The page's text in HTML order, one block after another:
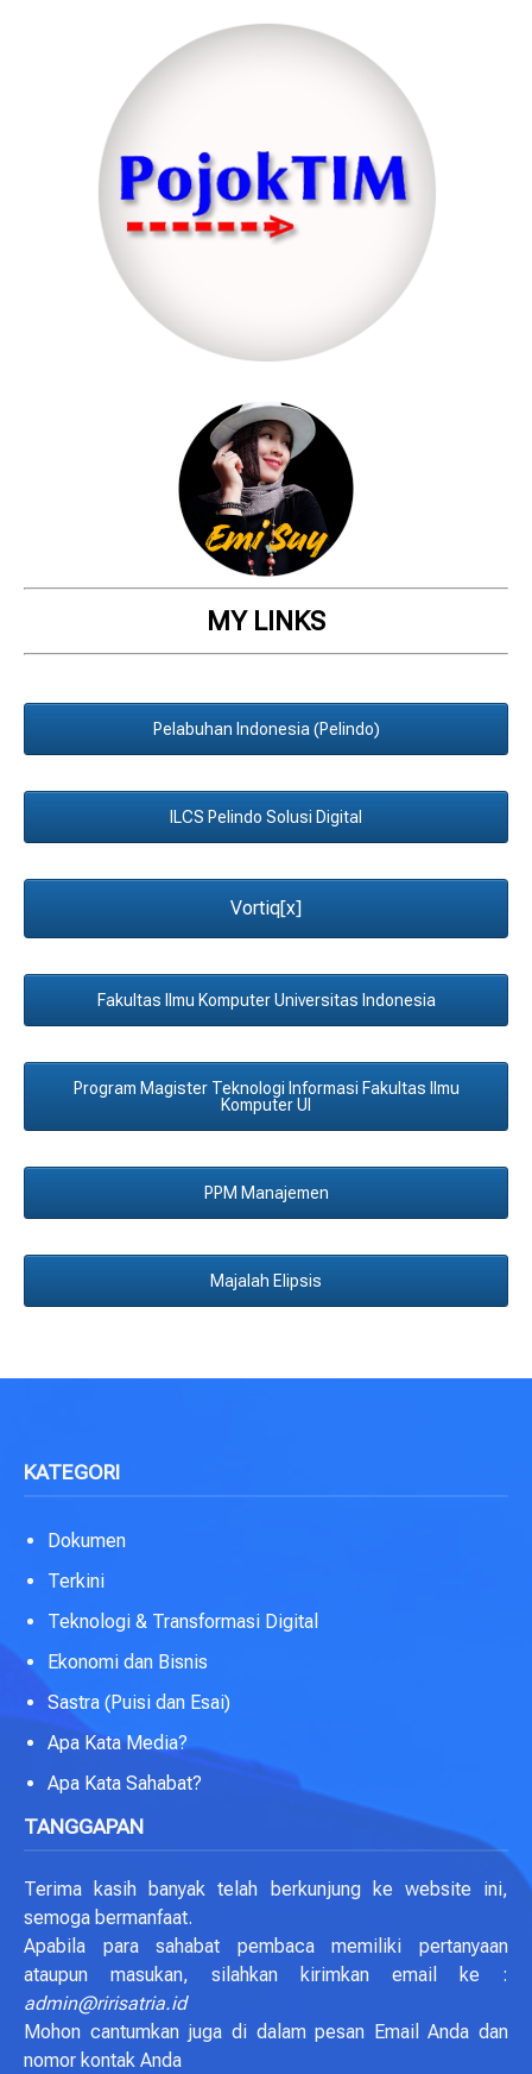
MY LINKS
Pelabuhan Indonesia (Pelindo)
ILCS Pelindo Solusi Digital
Vortiq[x]
Fakultas Ilmu Komputer Universitas Indonesia
Program Magister Teknologi Informasi Fakultas Ilmu
Komputer UI
PPM Manajemen
Majalah Elipsis
KATEGORI
Dokumen
Terkini
Teknologi & Transformasi Digital
Ekonomi dan Bisnis
Sastra (Puisi dan Esai)
Apa Kata Media?
Apa Kata Sahabat?
TANGGAPAN
Terima kasih banyak telah berkunjung ke website ini,
semoga bermanfaat.
Apabila para sahabat pembaca memiliki pertanyaan
ataupun masukan, silahkan kirimkan email ke :
admin@ririsatria.id
Mohon cantumkan juga di dalam pesan Email Anda dan
nomor kontak Anda